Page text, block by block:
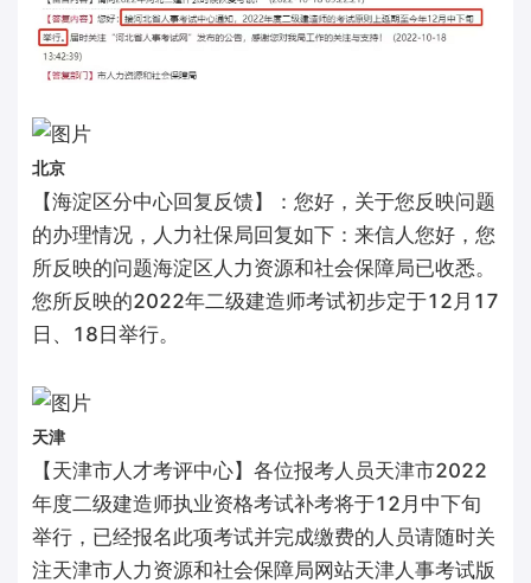
北京
【海淀区分中心回复反馈】：您好，关于您反映问题
的办理情况，人力社保局回复如下：来信人您好，您
所反映的问题海淀区人力资源和社会保障局已收悉。
您所反映的2022年二级建造师考试初步定于12月17
日、18日举行。
天津
【天津市人才考评中心】各位报考人员天津市2022
年度二级建造师执业资格考试补考将于12月中下旬
举行，已经报名此项考试并完成缴费的人员请随时关
注天津市人力资源和社会保障局网站天津人事考试版